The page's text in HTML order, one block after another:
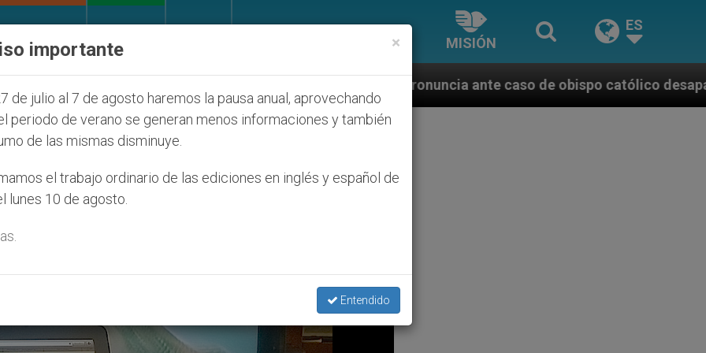
MISIÓN
ES
Seúl 2027 ONU se pronuncia ante caso de obispo católico desaparecido por la
A Divorciados’
×
importante
de julio al 7 de agosto haremos la pausa anual, aprovechando
periodo de verano se generan menos informaciones y también
de las mismas disminuye.
el trabajo ordinario de las ediciones en inglés y español de
lunes 10 de agosto.
Entendido